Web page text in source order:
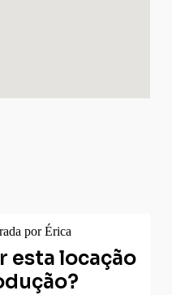
por Érica
esta locação